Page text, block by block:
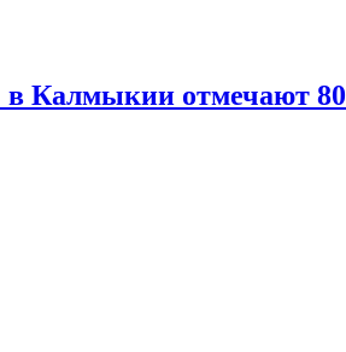
в Калмыкии отмечают